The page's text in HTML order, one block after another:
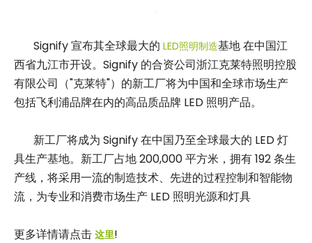
Signify 宣布其全球最大的 LED照明制造基地 在中国江
西省九江市开设。Signify 的合资公司浙江克莱特照明控股
有限公司（"克莱特"）的新工厂将为中国和全球市场生产
包括飞利浦品牌在内的高品质品牌 LED 照明产品。
新工厂将成为 Signify 在中国乃至全球最大的 LED 灯
具生产基地。新工厂占地 200,000 平方米，拥有 192 条生
产线，将采用一流的制造技术、先进的过程控制和智能物
流，为专业和消费市场生产 LED 照明光源和灯具
更多详情请点击 这里!